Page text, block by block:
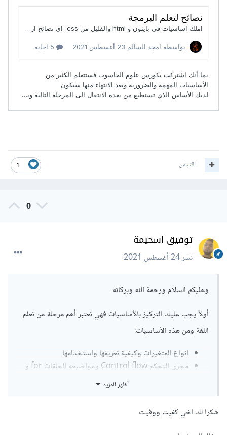
1 اقتباس
0
توفيق اسحيمة
نشر24 أغسطس 2021
وعليكم السلام ورحمة الله وبركاته
أولاً يجب عليك التركيز بالأساسيات فهي تعتبر أهم مرحلة من تعلم
اللغة ومن هذه الأساسيات:
انواع المتغيرات وكيفية تعريفها واستخدامها
مجرى التحكم Control flow ومواضيعه الحلقات for و
كيفية تعريف الدوال وإرجاع القيم من هذه الدوال وكيفية
البرمجة الكائنية الموجهة
أظهر المزيد
شكرا لك اخي كفيت ووفيت